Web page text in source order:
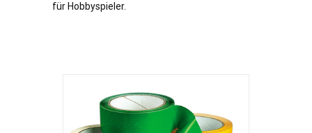
für Hobbyspieler.